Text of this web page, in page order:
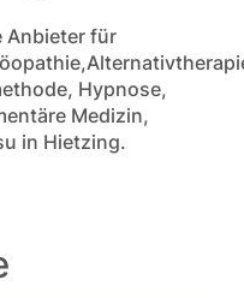
Anbieter für
Hypnose,
Medizin,
in Hietzing.